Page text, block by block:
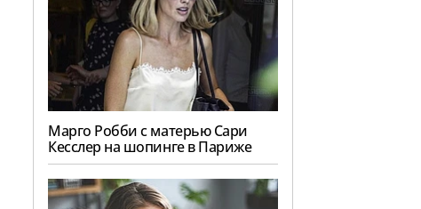
Марго Робби с матерью Сари
Кесслер на шопинге в Париже